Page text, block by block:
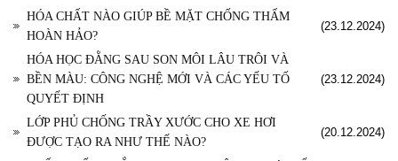
HÓA CHẤT NÀO GIÚP BỀ MẶT CHỐNG THẤM
HOÀN HẢO?
(23.12.2024)
HÓA HỌC ĐẰNG SAU SON MÔI LÂU TRÔI VÀ
BỀN MÀU: CÔNG NGHỆ MỚI VÀ CÁC YẾU TỐ
QUYẾT ĐỊNH
(23.12.2024)
LỚP PHỦ CHỐNG TRẦY XƯỚC CHO XE HƠI
ĐƯỢC TẠO RA NHƯ THẾ NÀO?
(20.12.2024)